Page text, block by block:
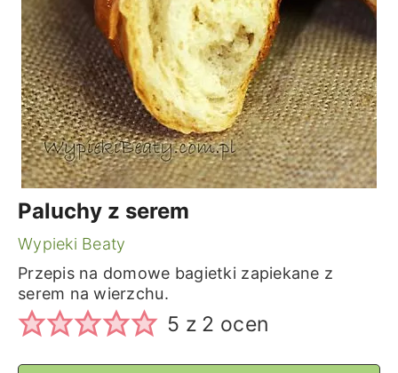
Paluchy z serem
Wypieki Beaty
Przepis na domowe bagietki zapiekane z
serem na wierzchu.
5 z 2 ocen